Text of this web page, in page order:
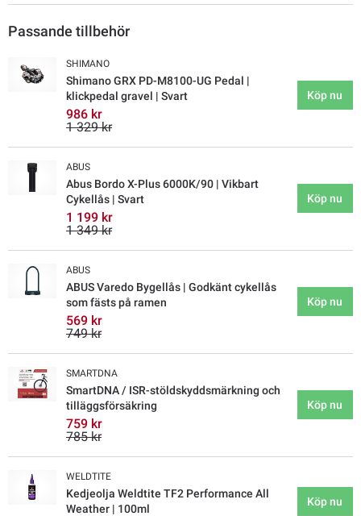
Passande tillbehör
SHIMANO
Shimano GRX PD-M8100-UG Pedal |
klickpedal gravel | Svart
986 kr
1 329 kr
Köp nu
ABUS
Abus Bordo X-Plus 6000K/90 | Vikbart
Cykellås | Svart
1 199 kr
1 349 kr
Köp nu
ABUS
ABUS Varedo Bygellås | Godkänt cykellås
som fästs på ramen
569 kr
749 kr
Köp nu
SMARTDNA
SmartDNA / ISR-stöldskyddsmärkning och
tilläggsförsäkring
759 kr
785 kr
Köp nu
WELDTITE
Kedjeolja Weldtite TF2 Performance All
Weather | 100ml
Köp nu